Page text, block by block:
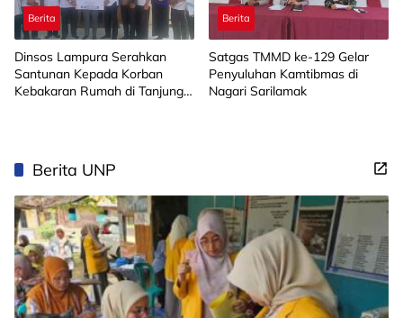
Berita
Dinsos Lampura Serahkan
Santunan Kepada Korban
Kebakaran Rumah di Tanjung
Berita
Satgas TMMD ke-129 Gelar
Penyuluhan Kamtibmas di
Nagari Sarilamak
Berita UNP